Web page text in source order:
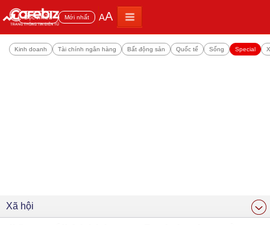
Đọc nhiều Mới nhất AA
Kinh doanh Tài chính ngân hàng Bất động sản Quốc tế Sống Special
Xã hội